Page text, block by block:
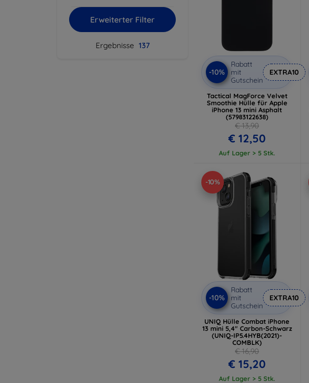
Erweiterter Filter
Ergebnisse 137
-10%
Rabatt
mit
Gutschein
EXTRA10
Tactical MagForce Velvet
Smoothie Hülle für Apple
iPhone 13 mini Asphalt
(57983122638)
€ 13,90
€ 12,50
Auf Lager > 5 Stk.
-10%
-10%
Rabatt
mit
Gutschein
EXTRA10
UNIQ Hülle Combat iPhone
13 mini 5,4" Carbon-Schwarz
(UNIQ-IP5.4HYB(2021)-
COMBLK)
€ 16,90
€ 15,20
Auf Lager > 5 Stk.